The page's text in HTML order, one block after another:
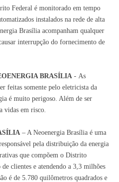
Federal é monitorado em tempo
instalados na rede de alta
Brasília acompanham qualquer
interrupção do fornecimento de
BRASÍLIA - As
feitas somente pelo eletricista da
é muito perigoso. Além de ser
vidas em risco.
– A Neoenergia Brasília é uma
pela distribuição da energia
que compõem o Distrito
clientes e atendendo a 3,3 milhões
é de 5.780 quilômetros quadrados e